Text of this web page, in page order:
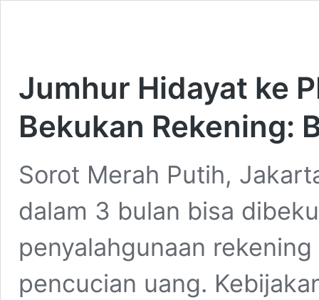
Jumhur Hidayat ke
Bekukan Rekening:
Sorot Merah Putih,
dalam 3 bulan bisa
penyalahgunaan
pencucian uang.